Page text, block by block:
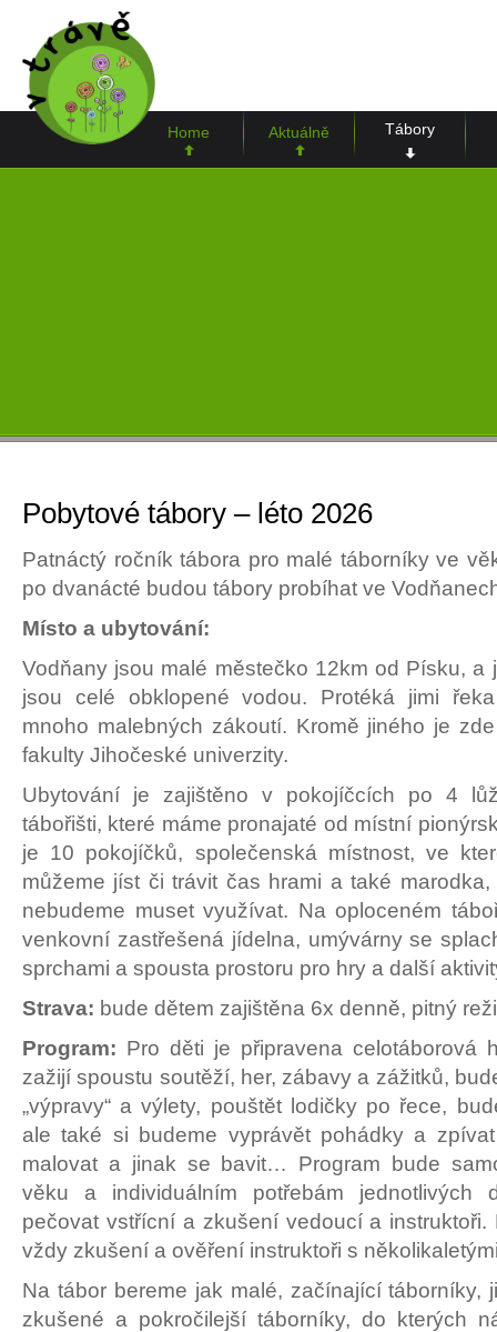
Home Aktuálně Tábory
Pobytové tábory – léto 2026
Patnáctý ročník tábora pro malé táborníky ve
po dvanácté budou tábory probíhat ve
Místo a ubytování:
Vodňany jsou malé městečko 12km od Písku, a
jsou celé obklopené vodou. Protéká jimi
mnoho malebných zákoutí. Kromě jiného je
fakulty Jihočeské univerzity.
Ubytování je zajištěno v pokojíčcích po 4
tábořišti, které máme pronajaté od místní
je 10 pokojíčků, společenská místnost, ve
můžeme jíst či trávit čas hrami a také
nebudeme muset využívat. Na oploceném
venkovní zastřešená jídelna, umývárny se
sprchami a spousta prostoru pro hry a další
Strava: bude dětem zajištěna 6x denně, pitný
Program: Pro děti je připravena celotáborová
zažijí spoustu soutěží, her, zábavy a zážitků,
„výpravy“ a výlety, pouštět lodičky po řece,
ale také si budeme vyprávět pohádky a
malovat a jinak se bavit… Program bude
věku a individuálním potřebám jednotlivých
pečovat vstřícní a zkušení vedoucí a
vždy zkušení a ověření instruktoři s
Na tábor bereme jak malé, začínající táborníky,
zkušené a pokročilejší táborníky, do kterých